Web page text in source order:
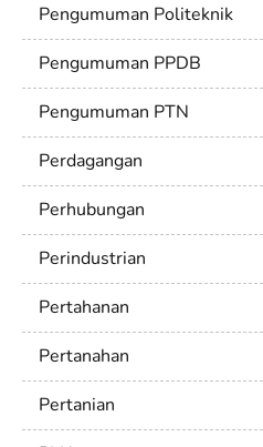
Pengumuman Politeknik
Pengumuman PPDB
Pengumuman PTN
Perdagangan
Perhubungan
Perindustrian
Pertahanan
Pertanahan
Pertanian